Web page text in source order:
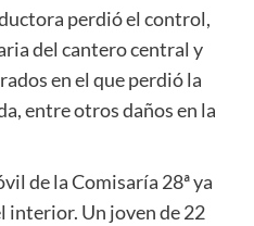
perdió el control,
del cantero central y
en el que perdió la
entre otros daños en la
de la Comisaría 28ª ya
interior. Un joven de 22